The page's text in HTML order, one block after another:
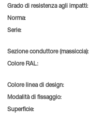
Grado di resistenza agli impatti:
Norma:
Serie:
Sezione conduttore (massiccia):
Colore RAL:
Colore linea di design:
Modalità di fissaggio:
Superficie: